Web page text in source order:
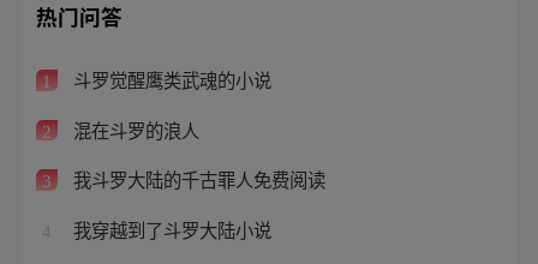
热门问答
1 斗罗觉醒鹰类武魂的小说
2 混在斗罗的浪人
3 我斗罗大陆的千古罪人免费阅读
4 我穿越到了斗罗大陆小说